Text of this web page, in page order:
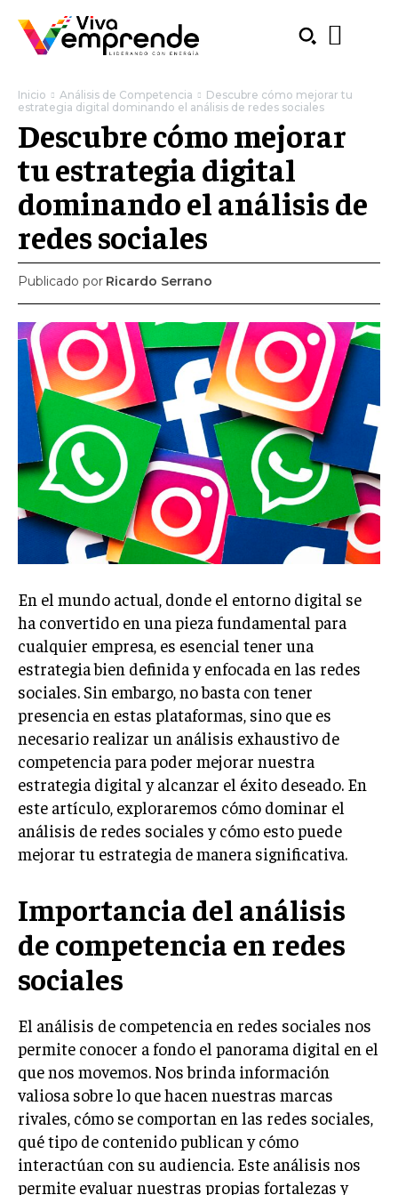
SUBSCRIBE
Welcome to Liberty Case
We have a curated list of the most noteworthy news from all
across the globe. With any subscription plan, you get access
toexclusive articlesthat let you stay ahead of the curve.
Your Profile
NEWS LIFESTYLE PUBLIC OPINION
LIFESTYLE
MARKETING
AGENCIAS DE MARKETING
AGENCIAS DE POSICIONAMIENTO WEB SEO
VENTA DE ENLACES
PUBLICIDAD
VENTAS Y PERSUASIÓN
GESTIÓN DE PRODUCTOS
COMUNICACIÓN CORPORATIVA
GESTIÓN DE MARCA
Inicio Análisis de Competencia
Descubre cómo mejorar tu
estrategia digital dominando el análisis de redes sociales
Descubre cómo mejorar
tu estrategia digital
dominando el análisis de
redes sociales
Publicado por Ricardo Serrano
En el mundo actual, donde el entorno digital se
ha convertido en una pieza fundamental para
cualquier empresa, es esencial tener una
estrategia bien definida y enfocada en las redes
sociales. Sin embargo, no basta con tener
presencia en estas plataformas, sino que es
necesario realizar un análisis exhaustivo de
competencia para poder mejorar nuestra
estrategia digital y alcanzar el éxito deseado. En
este artículo, exploraremos cómo dominar el
análisis de redes sociales y cómo esto puede
mejorar tu estrategia de manera significativa.
Importancia del análisis
de competencia en redes
sociales
El análisis de competencia en redes sociales nos
permite conocer a fondo el panorama digital en el
que nos movemos. Nos brinda información
valiosa sobre lo que hacen nuestras marcas
rivales, cómo se comportan en las redes sociales,
qué tipo de contenido publican y cómo
interactúan con su audiencia. Este análisis nos
permite evaluar nuestras propias fortalezas y